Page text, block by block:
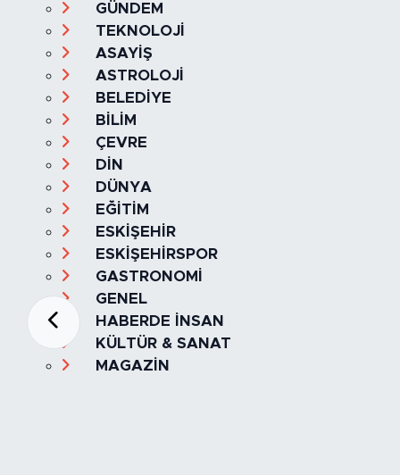
GÜNDEM
TEKNOLOJİ
ASAYİŞ
ASTROLOJİ
BELEDİYE
BİLİM
ÇEVRE
DİN
DÜNYA
EĞİTİM
ESKİŞEHİR
ESKİŞEHİRSPOR
GASTRONOMİ
GENEL
HABERDE İNSAN
KÜLTÜR & SANAT
MAGAZİN